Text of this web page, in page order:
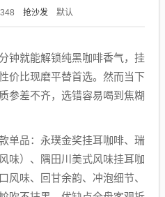
抢沙发 默认
钟就能解锁纯黑咖啡香气，挂
价比现磨平替首选。然而当下
参差不齐，选错容易喝到焦糊
单品：永璞金奖挂耳咖啡、瑞
味）、隅田川美式风味挂耳咖
风味、回甘余韵、冲泡细节、